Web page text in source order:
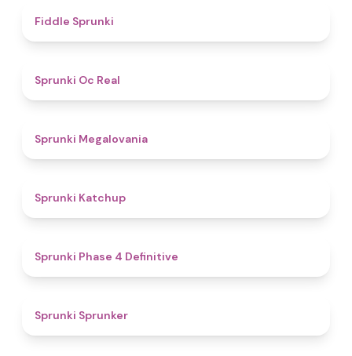
Fiddle Sprunki
Sprunki Oc Real
Sprunki Megalovania
Sprunki Katchup
Sprunki Phase 4 Definitive
Sprunki Sprunker